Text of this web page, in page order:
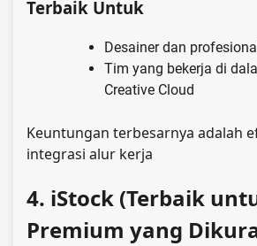
Terbaik Untuk
Desainer dan
Tim yang bekerja di
Creative Cloud
Keuntungan terbesarnya adalah
integrasi alur kerja
4. iStock (Terbaik
Premium yang